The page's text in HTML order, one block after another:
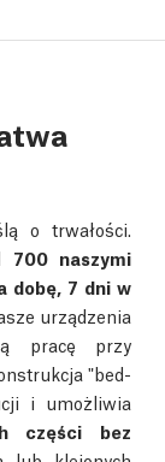
o trwałości.
700 naszymi
dobę, 7 dni w
urządzenia
pracę przy
"bed-
i umożliwia
części bez